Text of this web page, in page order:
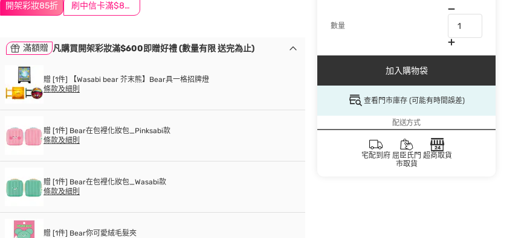
開架彩妝85折 刷中信卡滿$888送3萬點
數量
加入購物袋
查看門市庫存 (可能有時間誤差)
配送方式
宅配到府 屈臣氏門
市取貨
超商取貨
滿額贈 凡購買開架彩妝滿$600即贈好禮 (數量有限 送完為止)
贈 [1件] 【Wasabi bear 芥末熊】Bear具一格招牌燈
條款及細則
贈 [1件] Bear在包裡化妝包_Pinksabi款
條款及細則
贈 [1件] Bear在包裡化妝包_Wasabi款
條款及細則
贈 [1件] Bear你可愛絨毛髮夾